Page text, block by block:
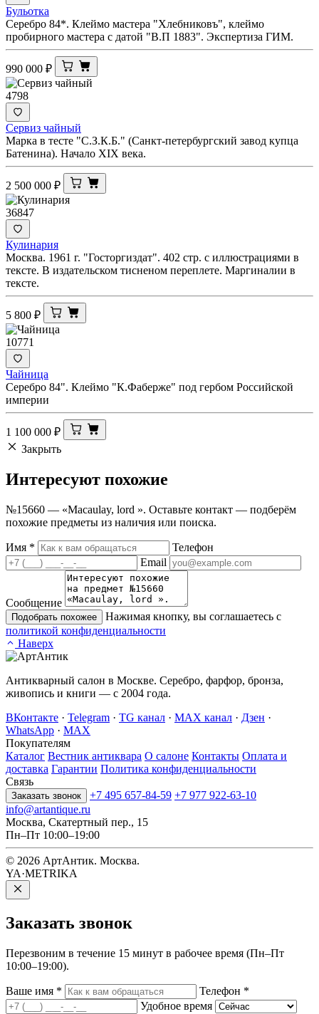
Бульотка
Серебро 84*. Клеймо мастера "Хлебниковъ", клеймо
пробирного мастера с датой "В.П 1883". Экспертиза ГИМ.
990 000 ₽
4798
Сервиз чайный
Марка в тесте "С.З.К.Б." (Санкт-петербургский завод купца
Батенина). Начало XIX века.
2 500 000 ₽
36847
Кулинария
Москва. 1961 г. "Госторгиздат". 402 стр. с иллюстрациями в
тексте. В издательском тисненом переплете. Маргиналии в
тексте.
5 800 ₽
10771
Чайница
Серебро 84". Клеймо "К.Фаберже" под гербом Российской
империи
1 100 000 ₽
Закрыть
Интересуют похожие
№15660 — «Macaulay, lord ». Оставьте контакт — подберём
похожие предметы из наличия или поиска.
Имя *
Телефон
Email
Сообщение
Подобрать похожее
Нажимая кнопку, вы соглашаетесь с
политикой конфиденциальности
Наверх
Антикварный салон в Москве. Серебро, фарфор, бронза,
живопись и книги — с 2004 года.
ВКонтакте · Telegram · TG канал · MAX канал · Дзен ·
WhatsApp · MAX
Покупателям
Каталог Вестник антиквара О салоне Контакты Оплата и
доставка Гарантии Политика конфиденциальности
Связь
Заказать звонок +7 495 657-84-59 +7 977 922-63-10
info@artantique.ru
Москва, Скатертный пер., 15
Пн–Пт 10:00–19:00
© 2026 АртАнтик. Москва.
YA·METRIKA
Заказать звонок
Перезвоним в течение 15 минут в рабочее время (Пн–Пт
10:00–19:00).
Ваше имя * Телефон *
Удобное время